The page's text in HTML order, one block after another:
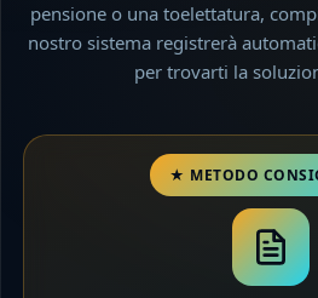
pensione o una toelettatura,
nostro sistema registrerà
per trovarti la